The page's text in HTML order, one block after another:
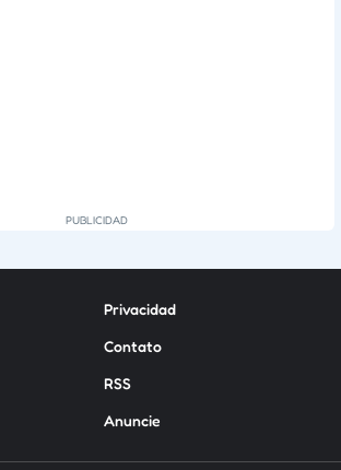
Privacidad
Contato
RSS
Anuncie